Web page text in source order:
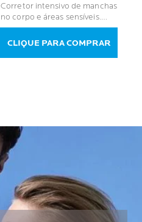
Corretor intensivo de manchas
no corpo e áreas sensíveis.
Resultados visíveis a partir de 1
semana.
CLIQUE PARA COMPRAR